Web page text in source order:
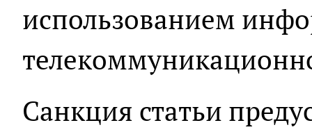
использованием
Санкция статьи